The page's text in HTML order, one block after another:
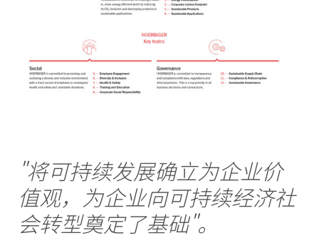
"将可持续发展确立为企业价
值观，为企业向可持续经济社
会转型奠定了基础"。